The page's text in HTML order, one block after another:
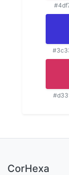
CorHexa